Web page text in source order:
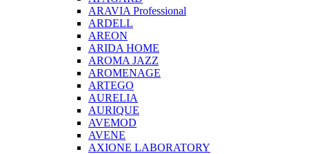
ARAVIA Professional
ARDELL
AREON
ARIDA HOME
AROMA JAZZ
AROMENAGE
ARTEGO
AURELIA
AURIQUE
AVEMOD
AVENE
AXIONE LABORATORY